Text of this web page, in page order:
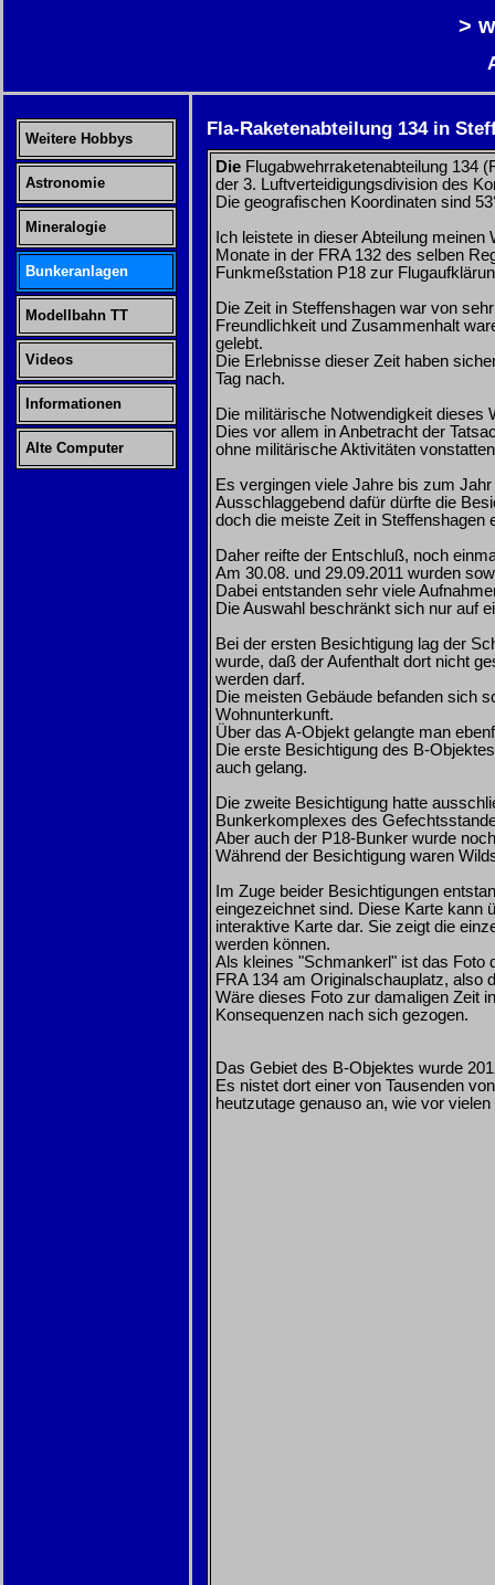
>
Weitere Hobbys
Astronomie
Mineralogie
Bunkeranlagen
Modellbahn TT
Videos
Informationen
Alte Computer
Fla-Raketenabteilung 134 in
Die Flugabwehrraketenabteilung 134
der 3. Luftverteidigungsdivision des
Die geografischen Koordinaten sind
Ich leistete in dieser Abteilung
Monate in der FRA 132 des selben
Funkmeßstation P18 zur
Die Zeit in Steffenshagen war von
Freundlichkeit und Zusammenhalt
gelebt.
Die Erlebnisse dieser Zeit haben
Tag nach.
Die militärische Notwendigkeit dieses
Dies vor allem in Anbetracht der
ohne militärische Aktivitäten
Es vergingen viele Jahre bis zum
Ausschlaggebend dafür dürfte die
doch die meiste Zeit in Steffenshagen
Daher reifte der Entschluß, noch
Am 30.08. und 29.09.2011 wurden
Dabei entstanden sehr viele
Die Auswahl beschränkt sich nur auf
Bei der ersten Besichtigung lag der
wurde, daß der Aufenthalt dort nicht
werden darf.
Die meisten Gebäude befanden sich
Wohnunterkunft.
Über das A-Objekt gelangte man
Die erste Besichtigung des B-
auch gelang.
Die zweite Besichtigung hatte
Bunkerkomplexes des
Aber auch der P18-Bunker wurde
Während der Besichtigung waren
Im Zuge beider Besichtigungen
eingezeichnet sind. Diese Karte kann
interaktive Karte dar. Sie zeigt die
werden können.
Als kleines "Schmankerl" ist das Foto
FRA 134 am Originalschauplatz, also
Wäre dieses Foto zur damaligen Zeit
Konsequenzen nach sich gezogen.
Das Gebiet des B-Objektes wurde
Es nistet dort einer von Tausenden
heutzutage genauso an, wie vor